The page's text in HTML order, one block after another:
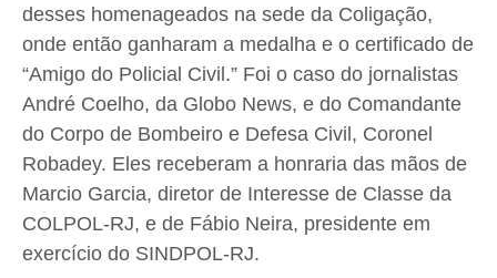
desses homenageados na sede da Coligação,
onde então ganharam a medalha e o certificado de
“Amigo do Policial Civil.” Foi o caso do jornalistas
André Coelho, da Globo News, e do Comandante
do Corpo de Bombeiro e Defesa Civil, Coronel
Robadey. Eles receberam a honraria das mãos de
Marcio Garcia, diretor de Interesse de Classe da
COLPOL-RJ, e de Fábio Neira, presidente em
exercício do SINDPOL-RJ.